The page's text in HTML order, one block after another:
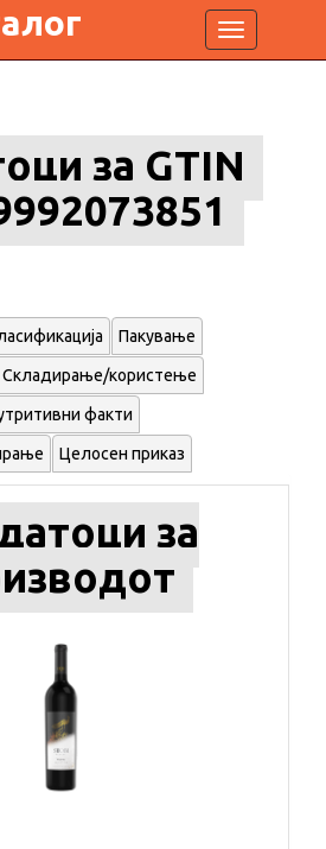
Toggle
navigation
за GTIN
Пакување
Складирање/користење
факти
Целосен приказ
за